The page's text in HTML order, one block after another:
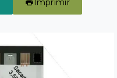
Imprimir